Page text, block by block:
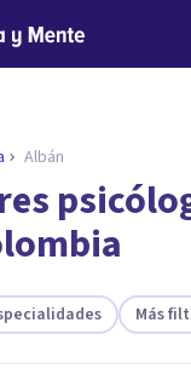
Albán
Más